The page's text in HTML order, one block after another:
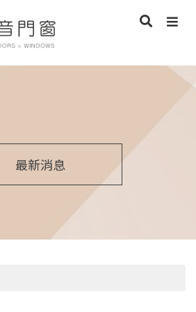
最新消息